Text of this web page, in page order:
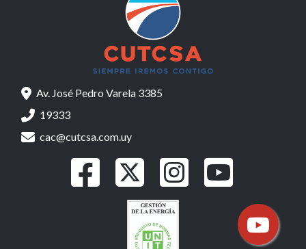
Av. José Pedro Varela 3385
19333
cac@cutcsa.com.uy